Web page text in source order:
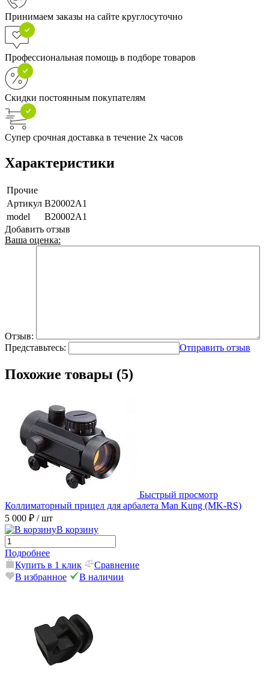
Принимаем заказы на сайте круглосуточно
Профессиональная помощь в подборе товаров
Скидки постоянным покупателям
Супер срочная доставка в течение 2х часов
Характеристики
Прочие
Артикул B20002A1
model
B20002A1
Добавить отзыв
Ваша оценка:
Отзыв:
Представьтесь:
Отправить отзыв
Похожие товары (5)
Быстрый просмотр
Коллиматорный прицел для арбалета Man Kung (MK-RS)
5 000 ₽ / шт
В корзину
Подробнее
Купить в 1 клик
Сравнение
В избранное
В наличии